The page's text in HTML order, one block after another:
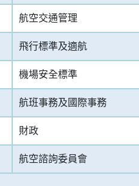
施和服務
航空交通管理
飛行標準及適航
機場安全標準
航班事務及國際事務
財政
航空諮詢委員會